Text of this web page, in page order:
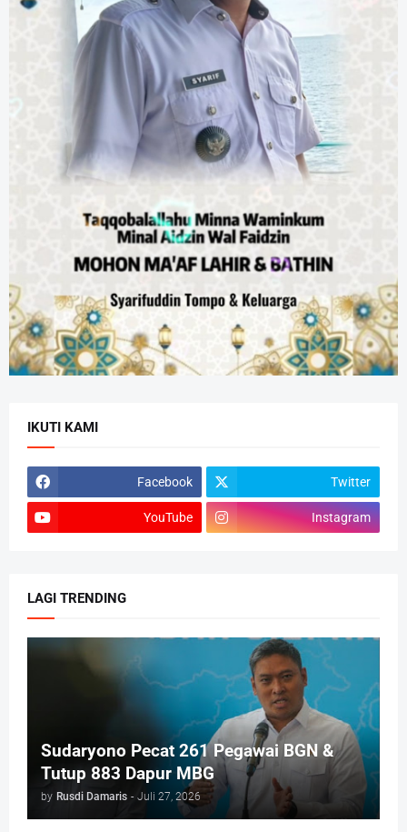
IKUTI KAMI
Facebook Twitter
YouTube Instagram
LAGI TRENDING
Sudaryono Pecat 261 Pegawai BGN &
Tutup 883 Dapur MBG
by Rusdi Damaris - Juli 27, 2026